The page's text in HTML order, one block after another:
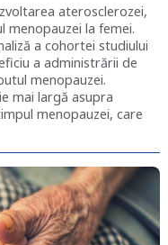
aterosclerozei,
menopauzei la femei.
a cohortei studiului
a administrării de
menopauzei.
mai largă asupra
menopauzei, care